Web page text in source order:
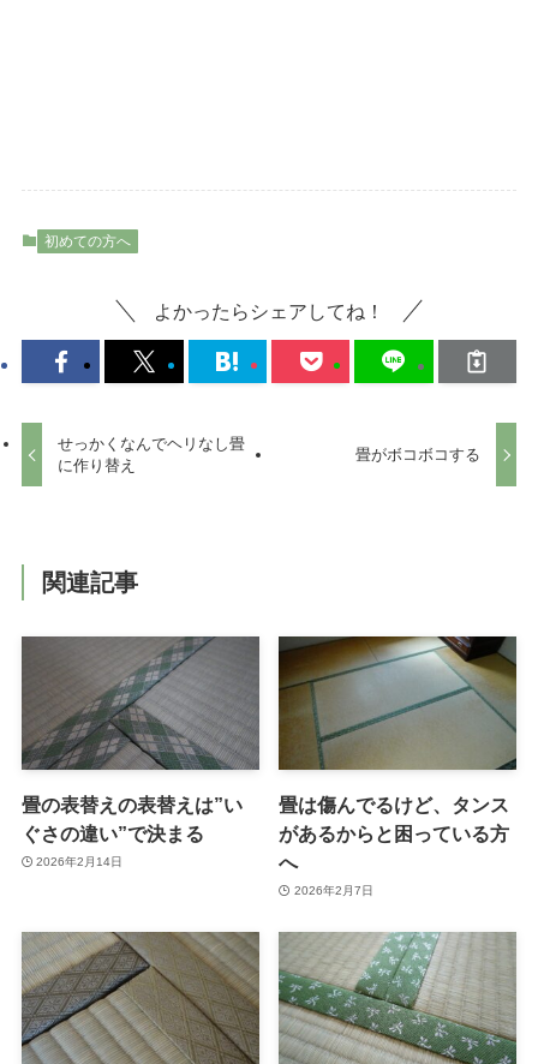
初めての方へ
よかったらシェアしてね！
せっかくなんでヘリなし畳
に作り替え
畳がボコボコする
関連記事
畳の表替えの表替えは”い
ぐさの違い”で決まる
2026年2月14日
畳は傷んでるけど、タンス
があるからと困っている方
へ
2026年2月7日